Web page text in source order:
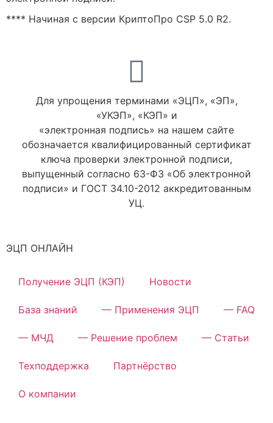
**** Начиная с версии КриптоПро CSP 5.0 R2.
Для упрощения терминами «ЭЦП», «ЭП»,
«УКЭП», «КЭП» и
«электронная подпись» на нашем сайте
обозначается квалифицированный сертификат
ключа проверки электронной подписи,
выпущенный согласно 63-ФЗ «Об электронной
подписи» и ГОСТ 34.10-2012 аккредитованным
УЦ.
ЭЦП ОНЛАЙН
Получение ЭЦП (КЭП) Новости
База знаний — Применения ЭЦП — FAQ
— МЧД — Решение проблем — Статьи
Техподдержка Партнёрство
О компании